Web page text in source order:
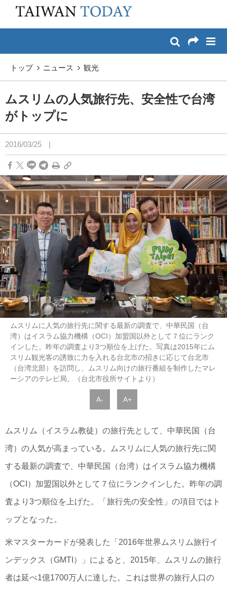
メイン コンテンツへスキップ
トップ ニュース 観光
ムスリムの人気旅行先、安全性で台湾
がトップに
2016/03/25 |
ムスリムに人気の旅行先に関する最新の調査で、中華民国（台
湾）はイスラム協力機構（OCI）加盟国以外として７位にランク
インした。昨年の調査より3つ順位を上げた。写真は2015年にム
スリム観光客の誘致に力を入れる台北市の招きに応じて台北市
（台湾北部）を訪問し、ムスリム向けの旅行番組を制作したマレ
ーシアのテレビ局。（台北市役所サイトより）
A- A+
ムスリム（イスラム教徒）の旅行先として、中華民国（台
湾）の人気が高まっている。ムスリムに人気の旅行先に関
する最新の調査で、中華民国（台湾）はイスラム協力機構
（OCI）加盟国以外として７位にランクインした。昨年の調
査より3つ順位を上げた。「旅行先の安全性」の項目ではト
ップとなった。
米マスターカードが発表した「2016年世界ムスリム旅行イ
ンデックス（GMTI）」によると、2015年、ムスリムの旅行
者は延べ1億1700万人に達した。これは世界の旅行人口の